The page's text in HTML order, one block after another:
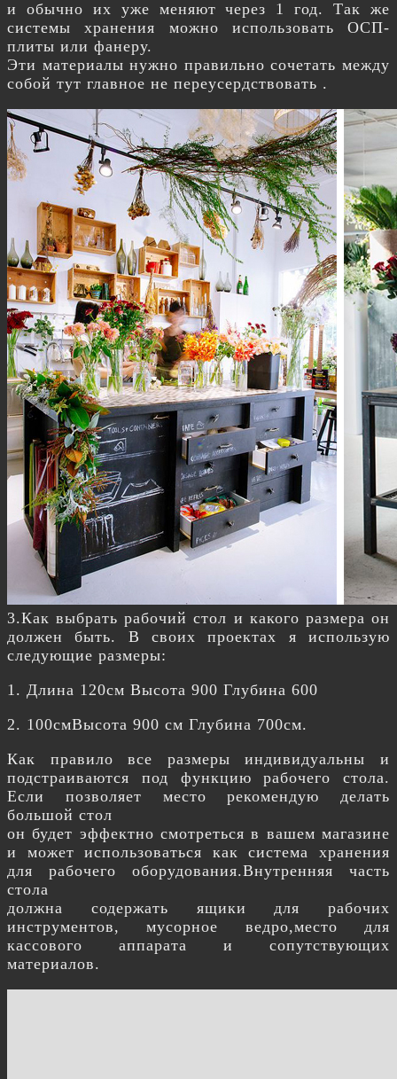
и обычно их уже меняют через 1 год. Так же
системы хранения можно использовать ОСП-
плиты или фанеру.
Эти материалы нужно правильно сочетать между
собой тут главное не переусердствовать .
3.Как выбрать рабочий стол и какого размера он
должен быть. В своих проектах я использую
следующие размеры:
1. Длина 120см Высота 900 Глубина 600
2. 100смВысота 900 см Глубина 700см.
Как правило все размеры индивидуальны и
подстраиваются под функцию рабочего стола.
Если позволяет место рекомендую делать
большой стол
он будет эффектно смотреться в вашем магазине
и может использоваться как система хранения
для рабочего оборудования.Внутренняя часть
стола
должна содержать ящики для рабочих
инструментов, мусорное ведро,место для
кассового аппарата и сопутствующих
материалов.